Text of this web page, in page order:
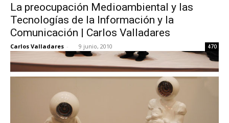
La preocupación Medioambiental y las
Tecnologías de la Información y la
Comunicación | Carlos Valladares
Carlos Valladares - 9 junio, 2010 470